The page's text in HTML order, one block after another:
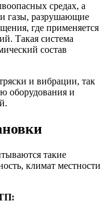
средах, а
и газы, разрушающие
где применяется
Такая система
состав
и вибрации, так
оборудования и
такие
климат местности